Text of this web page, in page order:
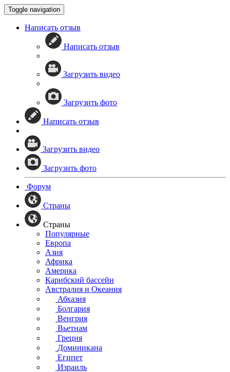
Toggle navigation
Написать отзыв
Написать отзыв
Загрузить видео
Загрузить фото
Написать отзыв
Загрузить видео
Загрузить фото
Форум
Страны
Страны
Популярные
Европа
Азия
Африка
Америка
Карибский бассейн
Австралия и Океания
Абхазия
Болгария
Венгрия
Вьетнам
Греция
Доминикана
Египет
Израиль